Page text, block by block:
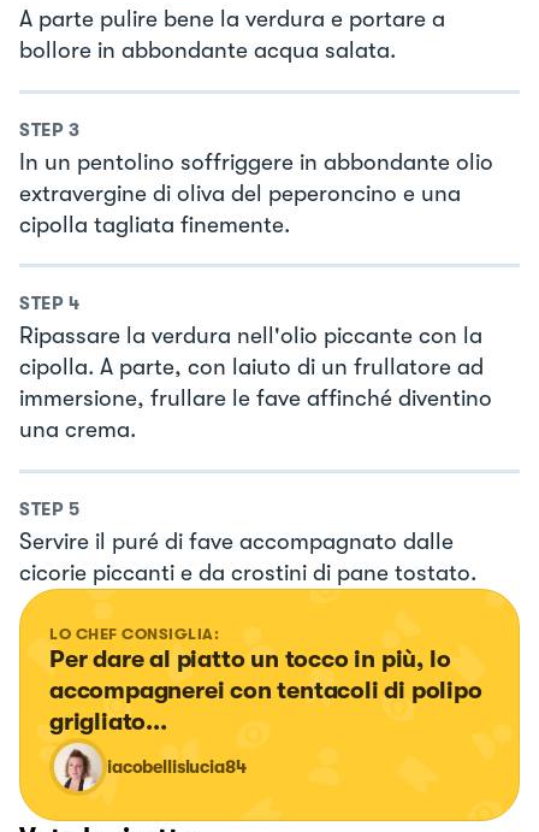
A parte pulire bene la verdura e portare a
bollore in abbondante acqua salata.
STEP 3
In un pentolino soffriggere in abbondante olio
extravergine di oliva del peperoncino e una
cipolla tagliata finemente.
STEP 4
Ripassare la verdura nell'olio piccante con la
cipolla. A parte, con laiuto di un frullatore ad
immersione, frullare le fave affinché diventino
una crema.
STEP 5
Servire il puré di fave accompagnato dalle
cicorie piccanti e da crostini di pane tostato.
LO CHEF CONSIGLIA:
Per dare al piatto un tocco in più, lo
accompagnerei con tentacoli di polipo
grigliato...
iacobellislucia84